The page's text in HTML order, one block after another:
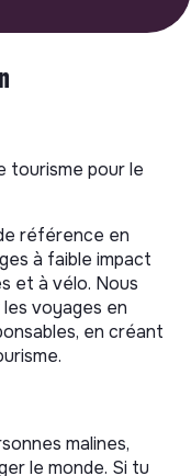
tourisme pour le
référence en
à faible impact
et à vélo. Nous
voyages en
en créant
malines,
le monde. Si tu